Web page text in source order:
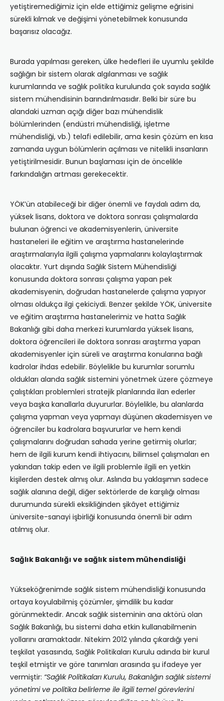
yetiştiremediğimiz için elde ettiğimiz gelişme eğrisini
sürekli kılmak ve değişimi yönetebilmek konusunda
başarısız olacağız.
Burada yapılması gereken, ülke hedefleri ile uyumlu şekilde
sağlığın bir sistem olarak algılanması ve sağlık
kurumlarında ve sağlık politika kurulunda çok sayıda sağlık
sistem mühendisinin barındırılmasıdır. Belki bir süre bu
alandaki uzman açığı diğer bazı mühendislik
bölümlerinden (endüstri mühendisliği, işletme
mühendisliği, vb.) telafi edilebilir, ama kesin çözüm en kısa
zamanda uygun bölümlerin açılması ve nitelikli insanların
yetiştirilmesidir. Bunun başlaması için de öncelikle
farkındalığın artması gerekecektir.
YÖK’ün atabileceği bir diğer önemli ve faydalı adım da,
yüksek lisans, doktora ve doktora sonrası çalışmalarda
bulunan öğrenci ve akademisyenlerin, üniversite
hastaneleri ile eğitim ve araştırma hastanelerinde
araştırmalarıyla ilgili çalışma yapmalarını kolaylaştırmak
olacaktır. Yurt dışında Sağlık Sistem Mühendisliği
konusunda doktora sonrası çalışma yapan pek
akademisyenin, doğrudan hastanelerde çalışma yapıyor
olması oldukça ilgi çekiciydi. Benzer şekilde YÖK, üniversite
ve eğitim araştırma hastanelerimiz ve hatta Sağlık
Bakanlığı gibi daha merkezi kurumlarda yüksek lisans,
doktora öğrencileri ile doktora sonrası araştırma yapan
akademisyenler için süreli ve araştırma konularına bağlı
kadrolar ihdas edebilir. Böylelikle bu kurumlar sorumlu
oldukları alanda sağlık sistemini yönetmek üzere çözmeye
çalıştıkları problemleri stratejik planlarında ilan ederler
veya başka kanallarla duyururlar. Böylelikle, bu alanlarda
çalışma yapman veya yapmayı düşünen akademisyen ve
öğrenciler bu kadrolara başvururlar ve hem kendi
çalışmalarını doğrudan sahada yerine getirmiş olurlar;
hem de ilgili kurum kendi ihtiyacını, bilimsel çalışmaları en
yakından takip eden ve ilgili problemle ilgili en yetkin
kişilerden destek almış olur. Aslında bu yaklaşımın sadece
sağlık alanına değil, diğer sektörlerde de karşılığı olması
durumunda sürekli eksikliğinden şikâyet ettiğimiz
üniversite-sanayi işbirliği konusunda önemli bir adım
atılmış olur.
Sağlık Bakanlığı ve sağlık sistem mühendisliği
Yükseköğrenimde sağlık sistem mühendisliği konusunda
ortaya koyulabilmiş çözümler, şimdilik bu kadar
görünmektedir. Ancak sağlık sisteminin ana aktörü olan
Sağlık Bakanlığı, bu sistemi daha etkin kullanabilmenin
yollarını aramaktadır. Nitekim 2012 yılında çıkardığı yeni
teşkilat yasasında, Sağlık Politikaları Kurulu adında bir kurul
teşkil etmiştir ve göre tanımları arasında şu ifadeye yer
vermiştir: “Sağlık Politikaları Kurulu, Bakanlığın sağlık sistemi
yönetimi ve politika belirleme ile ilgili temel görevlerini